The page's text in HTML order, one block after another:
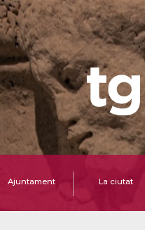
Ajuntament La ciutat